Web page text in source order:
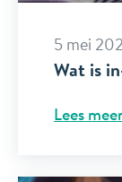
5 mei
Wat is
Lees